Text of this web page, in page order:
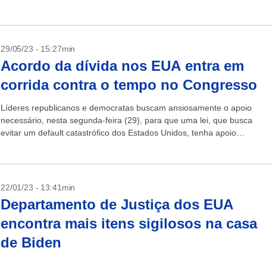
29/05/23 - 15:27min
Acordo da dívida nos EUA entra em
corrida contra o tempo no Congresso
Líderes republicanos e democratas buscam ansiosamente o apoio
necessário, nesta segunda-feira (29), para que uma lei, que busca
evitar um default catastrófico dos Estados Unidos, tenha apoio
22/01/23 - 13:41min
Departamento de Justiça dos EUA
encontra mais itens sigilosos na casa
de Biden